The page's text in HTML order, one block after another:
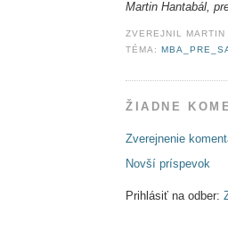
Martin Hantabál,
ZVEREJNIL MARTIN
TÉMA:
ŽIADNE
Zverejnenie
Novší príspevok
Prihlásiť na odber: